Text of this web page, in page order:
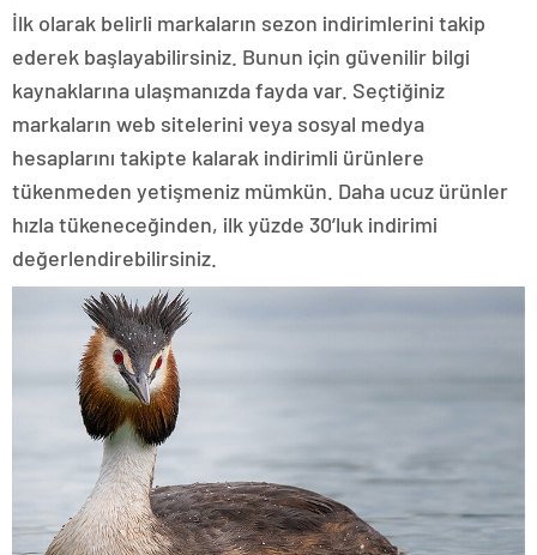
İlk olarak belirli markaların sezon indirimlerini takip
ederek başlayabilirsiniz. Bunun için güvenilir bilgi
kaynaklarına ulaşmanızda fayda var. Seçtiğiniz
markaların web sitelerini veya sosyal medya
hesaplarını takipte kalarak indirimli ürünlere
tükenmeden yetişmeniz mümkün. Daha ucuz ürünler
hızla tükeneceğinden, ilk yüzde 30’luk indirimi
değerlendirebilirsiniz.